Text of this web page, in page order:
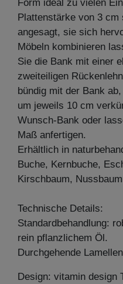
Form ideal zu vielen
Plattenstärke von 3
angesagt, sie sich
Möbeln kombinieren
Sie die Bank mit einer
zweiteiligen
bündig mit der Bank
um jeweils 10 cm
Wunsch-Bank oder
Maß anfertigen.
Erhältlich in
Buche, Kernbuche,
Kirschbaum,
Technische Details:
Standardbehandlung:
rein pflanzlichem Öl.
Durchgehende
Design: vitamin design